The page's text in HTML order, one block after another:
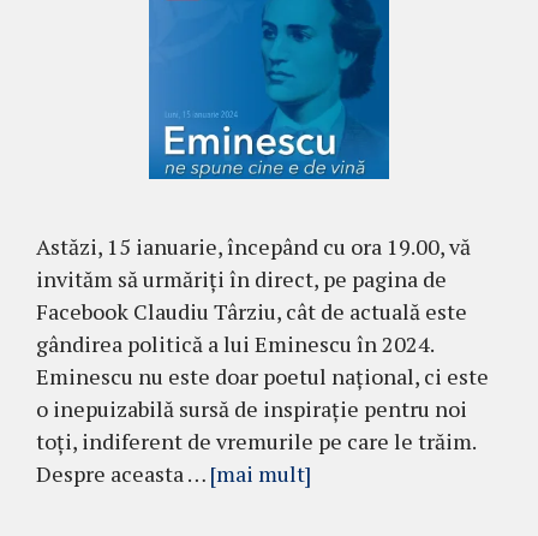
Astăzi, 15 ianuarie, începând cu ora 19.00, vă
invităm să urmăriți în direct, pe pagina de
Facebook Claudiu Târziu, cât de actuală este
gândirea politică a lui Eminescu în 2024.
Eminescu nu este doar poetul național, ci este
o inepuizabilă sursă de inspirație pentru noi
toți, indiferent de vremurile pe care le trăim.
Despre aceasta … [mai mult]